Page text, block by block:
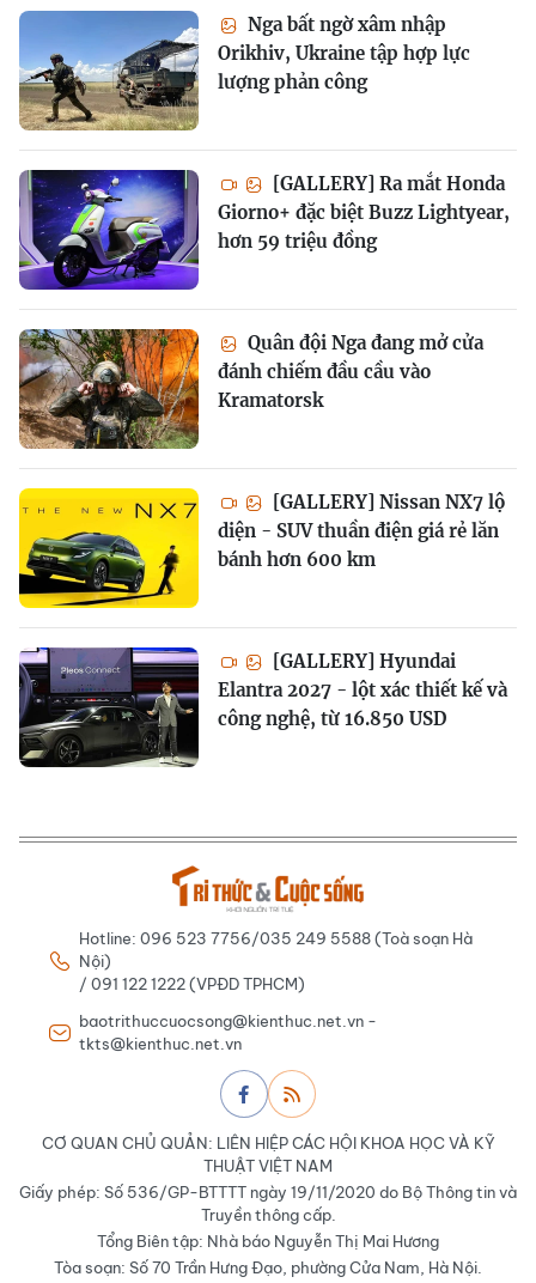
Nga bất ngờ xâm nhập
Orikhiv, Ukraine tập hợp lực
lượng phản công
[GALLERY] Ra mắt Honda
Giorno+ đặc biệt Buzz Lightyear,
hơn 59 triệu đồng
Quân đội Nga đang mở cửa
đánh chiếm đầu cầu vào
Kramatorsk
[GALLERY] Nissan NX7 lộ
diện - SUV thuần điện giá rẻ lăn
bánh hơn 600 km
[GALLERY] Hyundai
Elantra 2027 - lột xác thiết kế và
công nghệ, từ 16.850 USD
Hotline: 096 523 7756/035 249 5588 (Toà soạn Hà
Nội)
/ 091 122 1222 (VPĐD TPHCM)
baotrithuccuocsong@kienthuc.net.vn -
tkts@kienthuc.net.vn
CƠ QUAN CHỦ QUẢN: LIÊN HIỆP CÁC HỘI KHOA HỌC VÀ KỸ
THUẬT VIỆT NAM
Giấy phép: Số 536/GP-BTTTT ngày 19/11/2020 do Bộ Thông tin và
Truyền thông cấp.
Tổng Biên tập: Nhà báo Nguyễn Thị Mai Hương
Tòa soạn: Số 70 Trần Hưng Đạo, phường Cửa Nam, Hà Nội.